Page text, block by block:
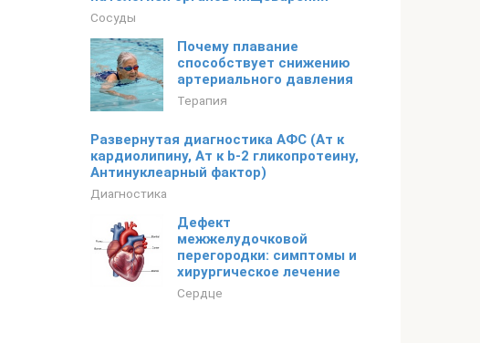
Сосуды
Почему плавание
способствует снижению
артериального давления
Терапия
Развернутая диагностика АФС (Ат к
кардиолипину, Ат к b-2 гликопротеину,
Антинуклеарный фактор)
Диагностика
Дефект
межжелудочковой
перегородки: симптомы и
хирургическое лечение
Сердце